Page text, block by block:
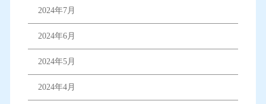
2024年7月
2024年6月
2024年5月
2024年4月